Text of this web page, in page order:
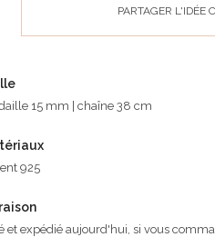
PARTAGER L'IDÉE
15 mm | chaîne 38 cm
925
et expédié aujourd'hui, si vous